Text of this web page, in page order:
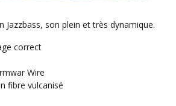
Jazzbass, son plein et très dynamique.
correct
Wire
fibre vulcanisé